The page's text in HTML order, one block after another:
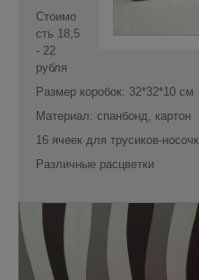
Стоимо
сть 18,5
- 22
рубля
Размер коробок: 32*32*10 см
Материал: спанбонд, картон
16 ячеек для трусиков-
Различные расцветки